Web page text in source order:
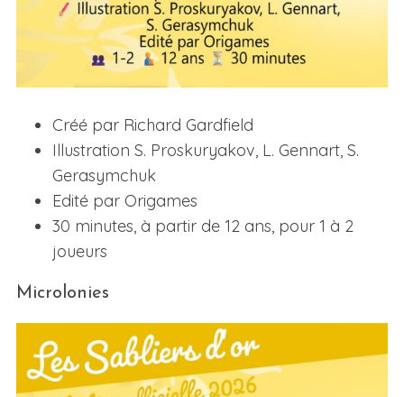
Créé par Richard Gardfield
Illustration S. Proskuryakov, L. Gennart, S.
Gerasymchuk
Edité par Origames
30 minutes, à partir de 12 ans, pour 1 à 2
joueurs
Microlonies
e
a